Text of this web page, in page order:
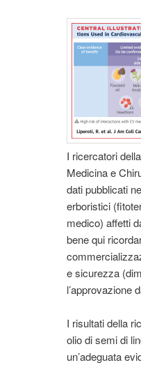
I ricercatori
Medicina e
dati pubblicati
erboristici
medico) affetti
bene qui
e sicurezza
l’approvazione
I risultati della
olio di semi di
un’adeguata